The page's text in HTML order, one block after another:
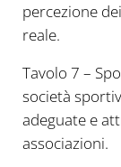
percezione
reale.
Tavolo 7 –
società
adeguate e
associazioni.